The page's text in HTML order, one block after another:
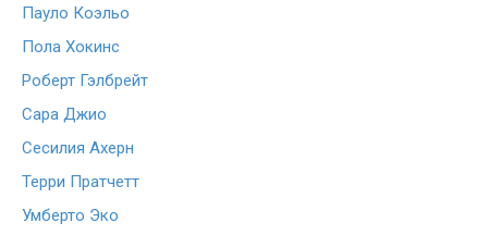
Пауло Коэльо
Пола Хокинс
Роберт Гэлбрейт
Сара Джио
Сесилия Ахерн
Терри Пратчетт
Умберто Эко